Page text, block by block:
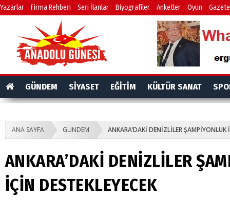
Yazarlar Firma Rehberi Seri İlanlar Biyografiler Anketler Oyun
GÜNDEM SİYASET EĞİTİM KÜLTÜR SANAT
ANA SAYFA GÜNDEM ANKARA’DAKİ DENİZLİLER ŞAMPİYONLUK
ANKARA’DAKİ DENİZLİLER
İÇİN DESTEKLEYECEK